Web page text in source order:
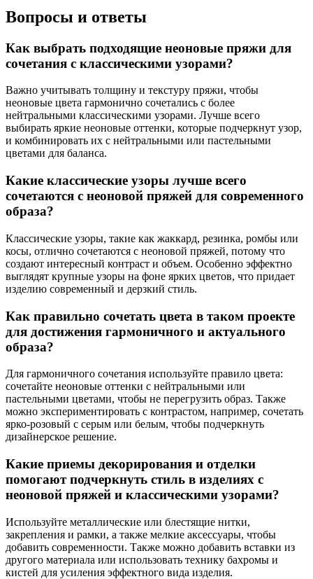
Вопросы и ответы
Как выбрать подходящие неоновые пряжи для
сочетания с классическими узорами?
Важно учитывать толщину и текстуру пряжи, чтобы
неоновые цвета гармонично сочетались с более
нейтральными классическими узорами. Лучше всего
выбирать яркие неоновые оттенки, которые подчеркнут узор,
и комбинировать их с нейтральными или пастельными
цветами для баланса.
Какие классические узоры лучше всего
сочетаются с неоновой пряжей для современного
образа?
Классические узоры, такие как жаккард, резинка, ромбы или
косы, отлично сочетаются с неоновой пряжей, потому что
создают интересный контраст и объем. Особенно эффектно
выглядят крупные узоры на фоне ярких цветов, что придает
изделию современный и дерзкий стиль.
Как правильно сочетать цвета в таком проекте
для достижения гармоничного и актуального
образа?
Для гармоничного сочетания используйте правило цвета:
сочетайте неоновые оттенки с нейтральными или
пастельными цветами, чтобы не перегрузить образ. Также
можно экспериментировать с контрастом, например, сочетать
ярко-розовый с серым или белым, чтобы подчеркнуть
дизайнерское решение.
Какие приемы декорирования и отделки
помогают подчеркнуть стиль в изделиях с
неоновой пряжей и классическими узорами?
Используйте металлические или блестящие нитки,
закрепления и рамки, а также мелкие аксессуары, чтобы
добавить современности. Также можно добавить вставки из
другого материала или использовать технику бахромы и
кистей для усиления эффектного вида изделия.